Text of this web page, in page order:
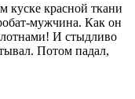
куске красной ткани
мужчина. Как он
И стыдливо
Потом падал,